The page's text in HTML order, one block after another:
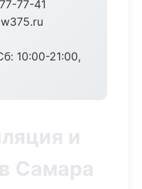
77-41
10:00-21:00,
и
Самара